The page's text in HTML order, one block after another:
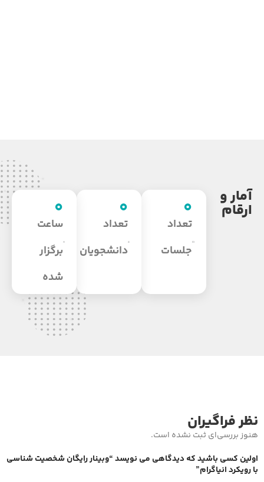
آمار و
ارقام
تعداد
جلسات
0
تعداد
دانشجویان
0
ساعت
برگزار
شده
0
نظر فراگیران
هنوز بررسی‌ای ثبت نشده است.
اولین کسی باشید که دیدگاهی می نویسد “وبینار رایگان شخصیت شناسی
با رویکرد انیاگرام”